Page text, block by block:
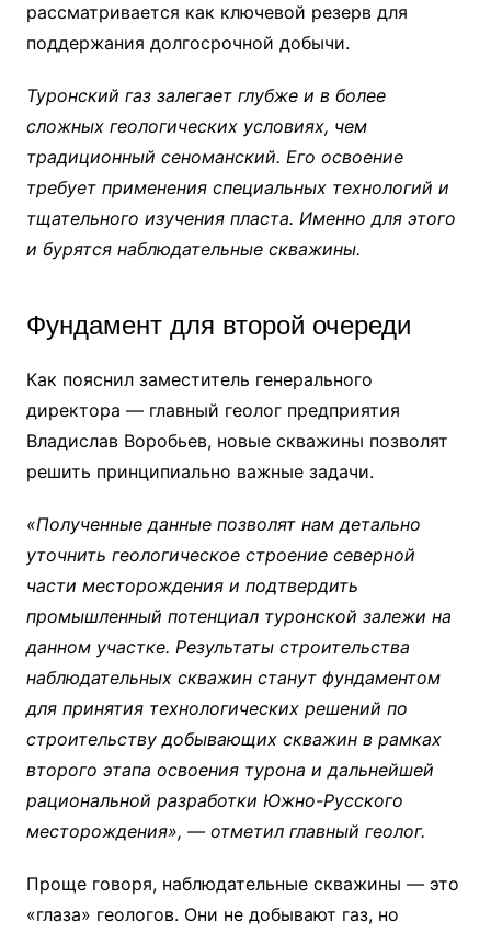
рассматривается как ключевой резерв для
поддержания долгосрочной добычи.
Туронский газ залегает глубже и в более
сложных геологических условиях, чем
традиционный сеноманский. Его освоение
требует применения специальных технологий и
тщательного изучения пласта. Именно для этого
и бурятся наблюдательные скважины.
Фундамент для второй очереди
Как пояснил заместитель генерального
директора — главный геолог предприятия
Владислав Воробьев, новые скважины позволят
решить принципиально важные задачи.
«Полученные данные позволят нам детально
уточнить геологическое строение северной
части месторождения и подтвердить
промышленный потенциал туронской залежи на
данном участке. Результаты строительства
наблюдательных скважин станут фундаментом
для принятия технологических решений по
строительству добывающих скважин в рамках
второго этапа освоения турона и дальнейшей
рациональной разработки Южно-Русского
месторождения», — отметил главный геолог.
Проще говоря, наблюдательные скважины — это
«глаза» геологов. Они не добывают газ, но